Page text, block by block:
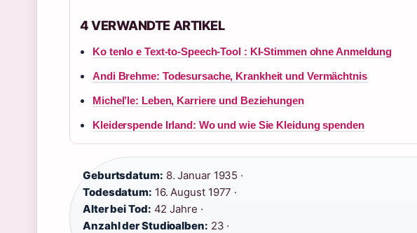
4 VERWANDTE ARTIKEL
Ko tenlo e Text-to-Speech-Tool : KI-Stimmen ohne Anmeldung
Andi Brehme: Todesursache, Krankheit und Vermächtnis
Michel’le: Leben, Karriere und Beziehungen
Kleiderspende Irland: Wo und wie Sie Kleidung spenden
Geburtsdatum: 8. Januar 1935 ·
Todesdatum: 16. August 1977 ·
Alter bei Tod: 42 Jahre ·
Anzahl der Studioalben: 23 ·